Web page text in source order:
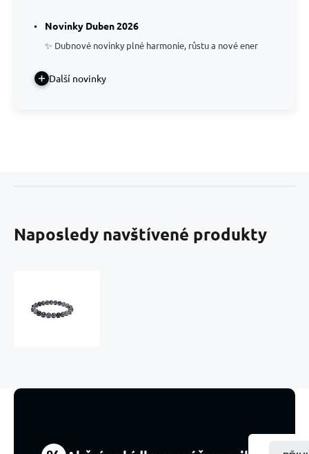
Novinky Duben 2026
✨ Dubnové novinky plné harmonie, růstu a nové ener
Další novinky
Naposledy navštívené produkty
kulička
16